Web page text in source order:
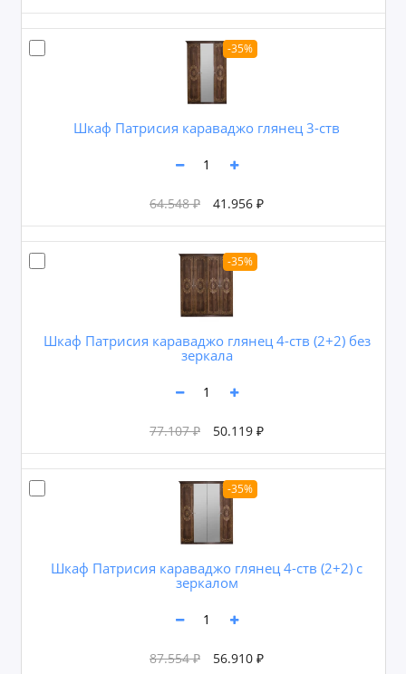
-35%
Шкаф Патрисия караваджо глянец 3-ств
64.548 ₽ 41.956 ₽
-35%
Шкаф Патрисия караваджо глянец 4-ств (2+2) без
зеркала
77.107 ₽ 50.119 ₽
-35%
Шкаф Патрисия караваджо глянец 4-ств (2+2) с
зеркалом
87.554 ₽ 56.910 ₽